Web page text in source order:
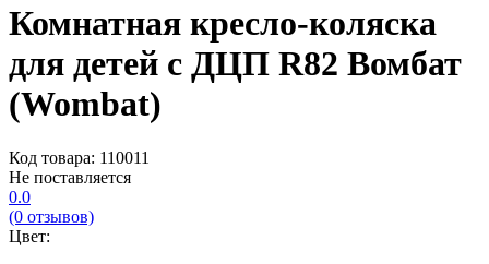
Комнатная кресло-коляска
для детей с ДЦП R82 Вомбат
(Wombat)
Код товара: 110011
Не поставляется
0.0
(0 отзывов)
Цвет: